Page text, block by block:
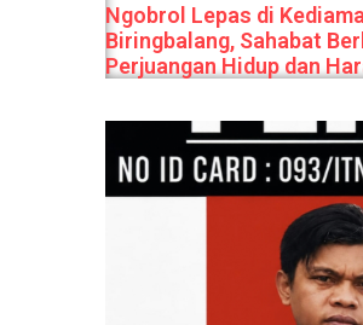
Ngobrol Lepas di
Biringbalang, Sahabat
Perjuangan Hidup dan